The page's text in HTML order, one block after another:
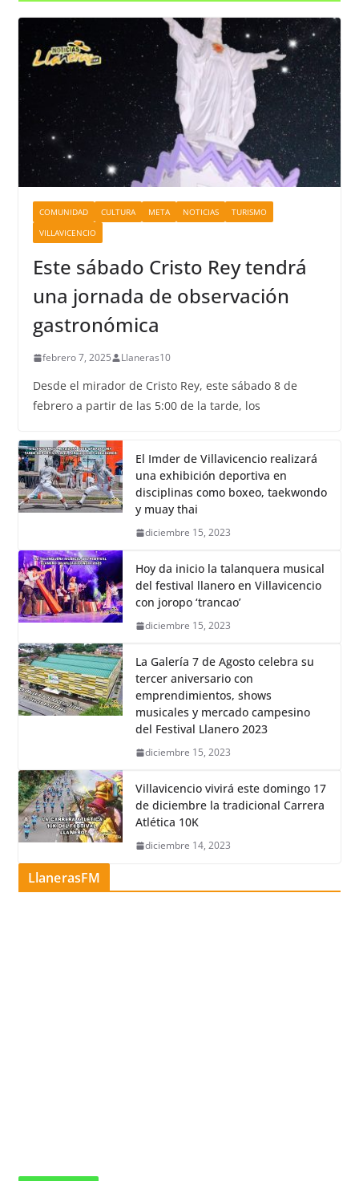
COMUNIDAD CULTURA META NOTICIAS
TURISMO
VILLAVICENCIO
Este sábado Cristo Rey tendrá
una jornada de observación
gastronómica
febrero 7, 2025 Llaneras10
Desde el mirador de Cristo Rey, este sábado 8 de
febrero a partir de las 5:00 de la tarde, los
El Imder de Villavicencio realizará
una exhibición deportiva en
disciplinas como boxeo, taekwondo
y muay thai
diciembre 15, 2023
Hoy da inicio la talanquera musical
del festival llanero en Villavicencio
con joropo ‘trancao’
diciembre 15, 2023
La Galería 7 de Agosto celebra su
tercer aniversario con
emprendimientos, shows
musicales y mercado campesino
del Festival Llanero 2023
diciembre 15, 2023
Villavicencio vivirá este domingo 17
de diciembre la tradicional Carrera
Atlética 10K
diciembre 14, 2023
LlanerasFM